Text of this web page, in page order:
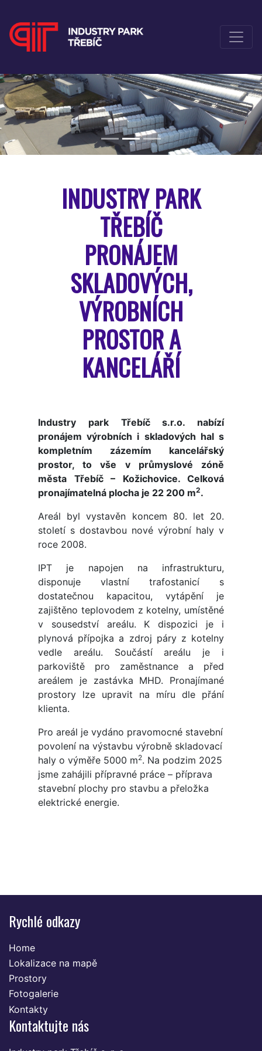
INDUSTRY PARK
TŘEBÍČ
PRONÁJEM
SKLADOVÝCH,
VÝROBNÍCH
PROSTOR A
KANCELÁŘÍ
Industry park Třebíč s.r.o. nabízí
pronájem výrobních i skladových hal s
kompletním zázemím kancelářský
prostor, to vše v průmyslové zóně
města Třebíč – Kožichovice. Celková
pronajímatelná plocha je 22 200 m2.
Areál byl vystavěn koncem 80. let 20.
století s dostavbou nové výrobní haly v
roce 2008.
IPT je napojen na infrastrukturu,
disponuje vlastní trafostanicí s
dostatečnou kapacitou, vytápění je
zajištěno teplovodem z kotelny, umístěné
v sousedství areálu. K dispozici je i
plynová přípojka a zdroj páry z kotelny
vedle areálu. Součástí areálu je i
parkoviště pro zaměstnance a před
areálem je zastávka MHD. Pronajímané
prostory lze upravit na míru dle přání
klienta.
Pro areál je vydáno pravomocné stavební
povolení na výstavbu výrobně skladovací
haly o výměře 5000 m2. Na podzim 2025
jsme zahájili přípravné práce – příprava
stavební plochy pro stavbu a přeložka
elektrické energie.
Rychlé odkazy
Home
Lokalizace na mapě
Prostory
Fotogalerie
Kontakty
Kontaktujte nás